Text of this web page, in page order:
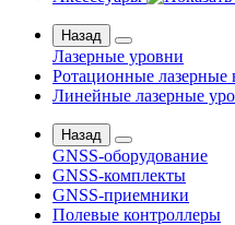
Назад
Лазерные уровни
Ротационные лазерные
Линейные лазерные
Назад
GNSS-оборудование
GNSS-комплекты
GNSS-приемники
Полевые контроллеры